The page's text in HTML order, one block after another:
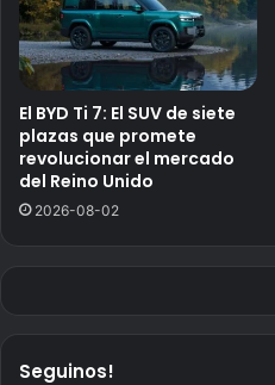
El BYD Ti 7: El SUV de siete
plazas que promete
revolucionar el mercado
del Reino Unido
2026-08-02
Seguinos!